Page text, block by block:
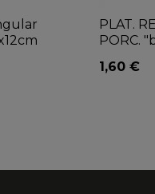
PLAT.
PORC.
1,60 €